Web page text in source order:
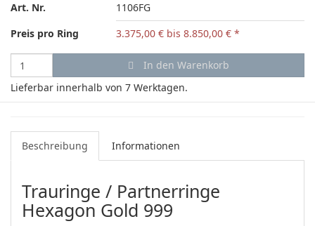
Art. Nr.
1106FG
Preis pro Ring 3.375,00 € bis 8.850,00 € *
In den Warenkorb
Lieferbar innerhalb von 7 Werktagen.
Beschreibung Informationen
Trauringe / Partnerringe
Hexagon Gold 999